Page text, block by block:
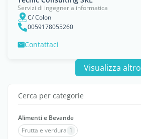
Servizi di ingegneria informatica
C/ Colon
0059178055260
Contattaci
Visualizza altro
Cerca per categorie
Alimenti e Bevande
Frutta e verdura 1